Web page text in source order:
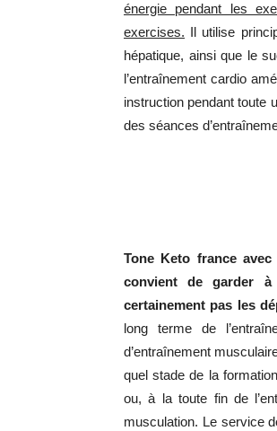
énergie pendant les
exercises. Il utilise
hépatique, ainsi que le
l’entraînement cardio
instruction pendant toute
des séances
Tone Keto france
convient de garder à
certainement pas les
long terme de
d’entraînement
quel stade de la
ou, à la toute fin de
musculation. Le service